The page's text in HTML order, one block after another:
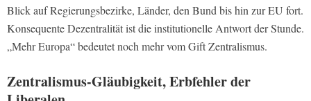
Blick auf Regierungsbezirke, Länder, den Bund bis hin zur EU fort.
Konsequente Dezentralität ist die institutionelle Antwort der Stunde.
„Mehr Europa“ bedeutet noch mehr vom Gift Zentralismus.
Zentralismus-Gläubigkeit, Erbfehler der